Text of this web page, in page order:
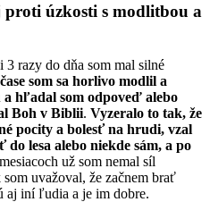
úzkosti s modlitbou a
razy do dňa som mal silné
som sa horlivo modlil a
hľadal som odpoveď alebo
Boh v Biblii. Vyzeralo to tak, že
pocity a bolesť na hrudi, vzal
lesa alebo niekde sám, a po
už som nemal síl
uvažoval, že začnem brať
aj iní ľudia a je im dobre.